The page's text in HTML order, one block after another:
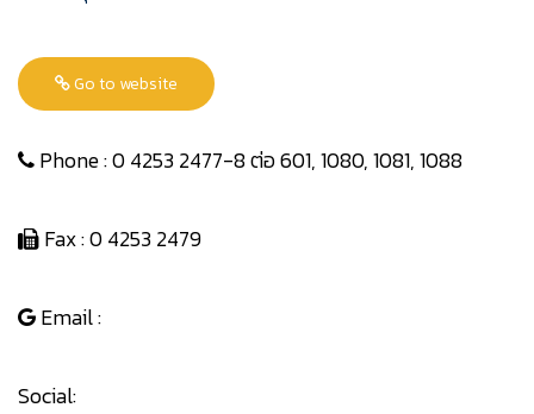
Go to website
Phone : 0 4253 2477-8 ต่อ 601, 1080, 1081, 1088
Fax : 0 4253 2479
Email :
Social: